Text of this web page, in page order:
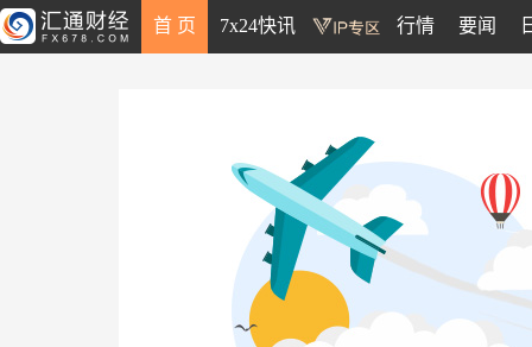
首 页 7x24快讯 行情 要闻